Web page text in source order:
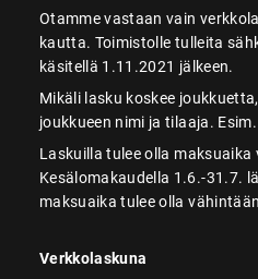
Otamme vastaan vain
kautta. Toimistolle tulleita
käsitellä 1.11.2021 jälkeen.
Mikäli lasku koskee
joukkueen nimi ja tilaaja.
Laskuilla tulee olla
Kesälomakaudella 1.6.-31.7.
maksuaika tulee olla
Verkkolaskuna